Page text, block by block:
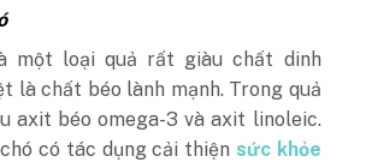
một loại quả rất giàu chất dinh
là chất béo lành mạnh. Trong quả
axit béo omega-3 và axit linoleic.
có tác dụng cải thiện sức khỏe